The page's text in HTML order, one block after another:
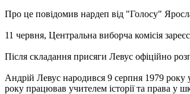
Про це повідомив нардеп від "Голосу"
11 червня, Центральна виборча комісія
Після складання присяги Левус офіційно
Андрій Левус народився 9 серпня 1979 року
року працював учителем історії та права у